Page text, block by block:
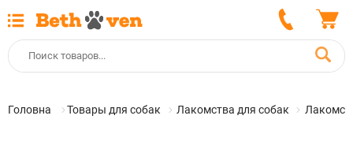
Головна Товары для собак Лакомства для собак